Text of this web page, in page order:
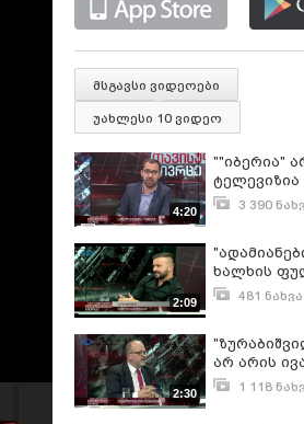
მსგავსი ვიდეოები
უახლესი 10 ვიდეო
4:20
""იბერია"
არ
სარიშვილი
3 390
2:09
ხალხის
ითხოვენ
481 ნახვა
2:30
არ არის
არჩევანი,
1 118